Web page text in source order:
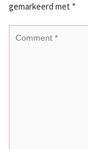
gemarkeerd met *